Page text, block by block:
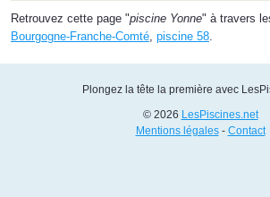
Retrouvez cette page "piscine Yonne" à travers
Bourgogne-Franche-Comté piscine 58
Plongez la tête la première avec
© 2026 LesPiscines.net
Mentions légales- Contact